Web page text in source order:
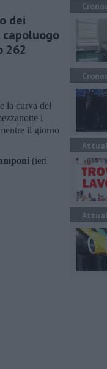
dei
262
la curva del
i
il giorno
(ieri